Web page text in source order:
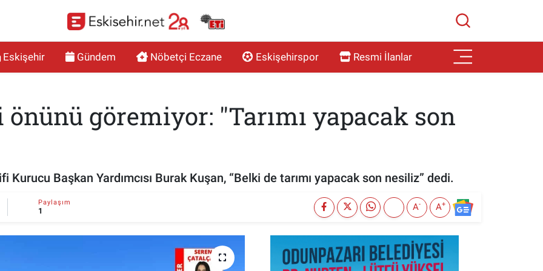
Eskişehir Gündem Nöbetçi Eczane Eskişehirspor Resmi İlanlar
göremiyor: "Tarımı yapacak son
Başkan Yardımcısı Burak Kuşan, “Belki de tarımı yapacak son nesiliz” dedi.
Paylaşım
1 A- A+